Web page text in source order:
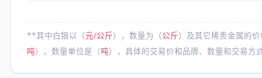
**其中白银以（元/公斤），数量为（公斤）及其它稀贵金属的
吨），数量单位是（吨），具体的交易价和品牌、数量和交易方